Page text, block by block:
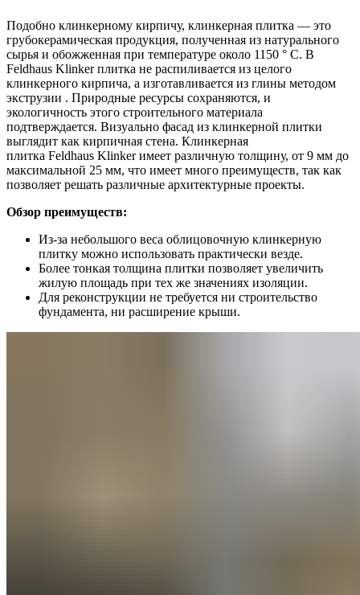
Подобно клинкерному кирпичу, клинкерная плитка — это
грубокерамическая продукция, полученная из натурального
сырья и обожженная при температуре около 1150 ° C. В
Feldhaus Klinker плитка не распиливается из целого
клинкерного кирпича, а изготавливается из глины методом
экструзии . Природные ресурсы сохраняются, и
экологичность этого строительного материала
подтверждается. Визуально фасад из клинкерной плитки
выглядит как кирпичная стена. Клинкерная
плитка Feldhaus Klinker имеет различную толщину, от 9 мм до
максимальной 25 мм, что имеет много преимуществ, так как
позволяет решать различные архитектурные проекты.
Обзор преимуществ:
Из-за небольшого веса облицовочную клинкерную
плитку можно использовать практически везде.
Более тонкая толщина плитки позволяет увеличить
жилую площадь при тех же значениях изоляции.
Для реконструкции не требуется ни строительство
фундамента, ни расширение крыши.